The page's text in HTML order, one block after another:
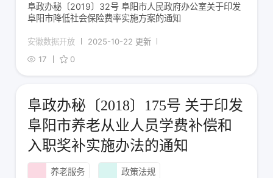
阜政办秘〔2019〕32号 阜阳市人民政府办公室关于印发
阜阳市降低社会保险费率实施方案的通知
安徽数据开放
2025-10-22 更新
17
0
阜政办秘〔2018〕175号 关于印发
阜阳市养老从业人员学费补偿和
入职奖补实施办法的通知
养老服务 政策法规